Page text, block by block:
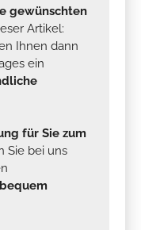
gewünschten
Artikel:
Ihnen dann
ein
für Sie zum
Sie bei uns
bequem